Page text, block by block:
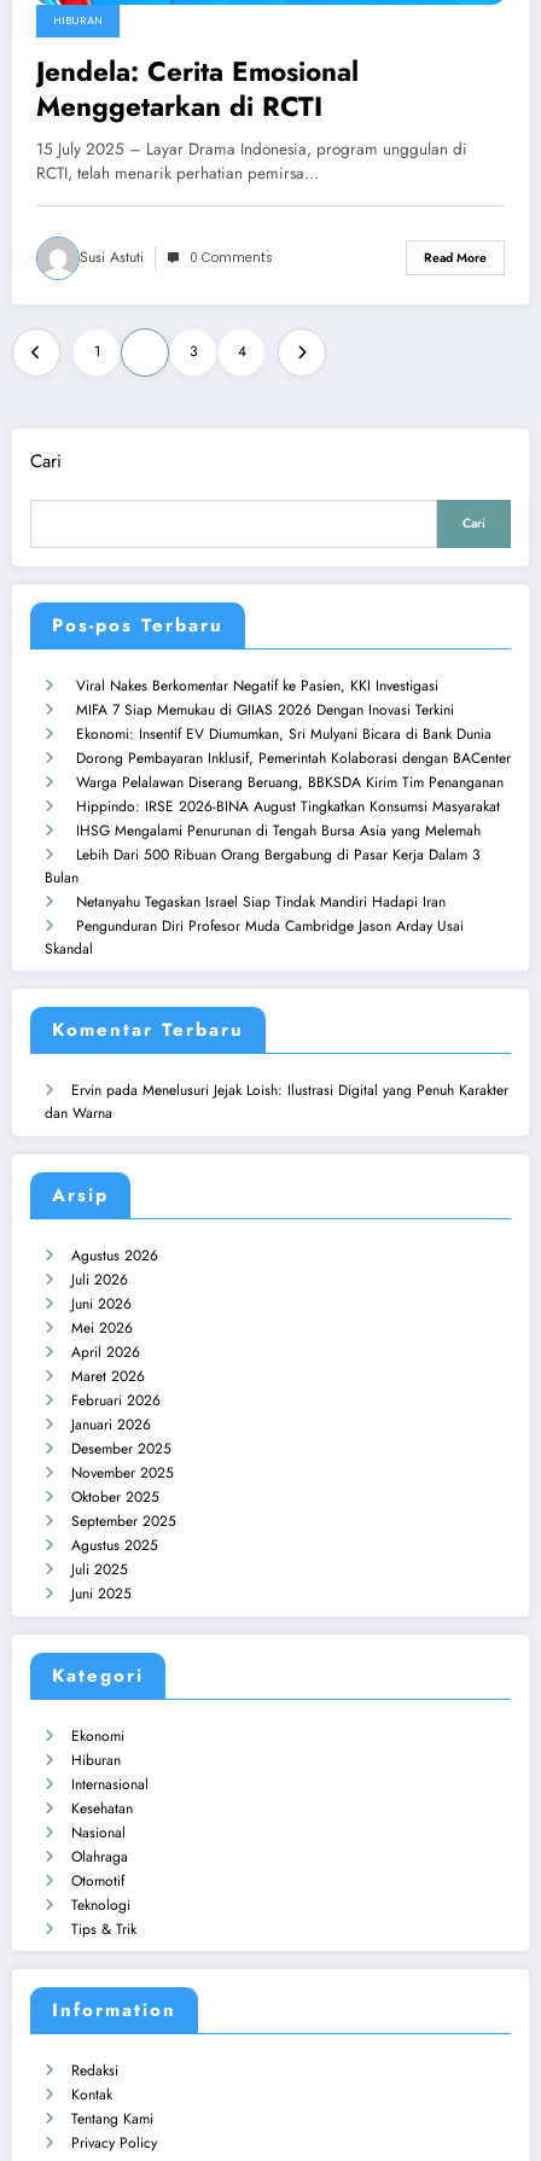
HIBURAN
Jendela: Cerita Emosional
Menggetarkan di RCTI
15 July 2025 – Layar Drama Indonesia, program unggulan di
RCTI, telah menarik perhatian pemirsa…
Susi Astuti 0 Comments Read More
Paginasi
pos
1 3 4
Cari
Cari
Pos-pos Terbaru
Viral Nakes Berkomentar Negatif ke Pasien, KKI Investigasi
MIFA 7 Siap Memukau di GIIAS 2026 Dengan Inovasi Terkini
Ekonomi: Insentif EV Diumumkan, Sri Mulyani Bicara di Bank Dunia
Dorong Pembayaran Inklusif, Pemerintah Kolaborasi dengan BACenter
Warga Pelalawan Diserang Beruang, BBKSDA Kirim Tim Penanganan
Hippindo: IRSE 2026-BINA August Tingkatkan Konsumsi Masyarakat
IHSG Mengalami Penurunan di Tengah Bursa Asia yang Melemah
Lebih Dari 500 Ribuan Orang Bergabung di Pasar Kerja Dalam 3
Bulan
Netanyahu Tegaskan Israel Siap Tindak Mandiri Hadapi Iran
Pengunduran Diri Profesor Muda Cambridge Jason Arday Usai
Skandal
Komentar Terbaru
Ervin pada Menelusuri Jejak Loish: Ilustrasi Digital yang Penuh Karakter
dan Warna
Arsip
Agustus 2026
Juli 2026
Juni 2026
Mei 2026
April 2026
Maret 2026
Februari 2026
Januari 2026
Desember 2025
November 2025
Oktober 2025
September 2025
Agustus 2025
Juli 2025
Juni 2025
Kategori
Ekonomi
Hiburan
Internasional
Kesehatan
Nasional
Olahraga
Otomotif
Teknologi
Tips & Trik
Information
Redaksi
Kontak
Tentang Kami
Privacy Policy